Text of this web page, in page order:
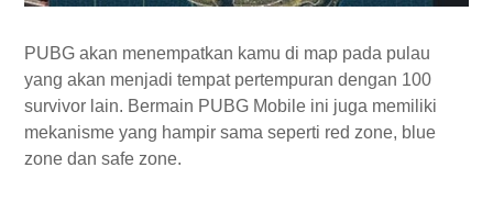
PUBG akan menempatkan kamu di map pada pulau
yang akan menjadi tempat pertempuran dengan 100
survivor lain. Bermain PUBG Mobile ini juga memiliki
mekanisme yang hampir sama seperti red zone, blue
zone dan safe zone.